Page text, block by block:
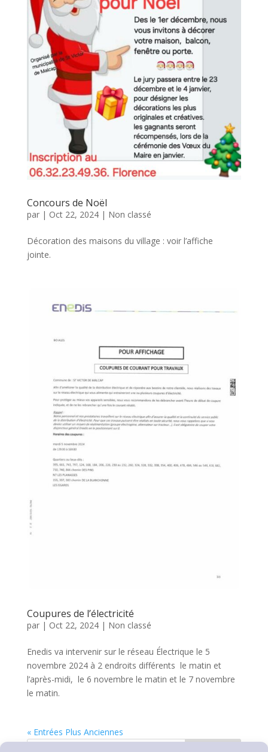
Concours de Noël
par | Oct 22, 2024| Non classé
Décoration des maisons du village : voir l’affiche
jointe.
Coupures de l’électricité
par | Oct 22, 2024| Non classé
Enedis va intervenir sur le réseau Électrique le 5
novembre 2024 à 2 endroits différents le matin et
l’après-midi, le 6 novembre le matin et le 7 novembre
le matin.
« Entrées Plus Anciennes